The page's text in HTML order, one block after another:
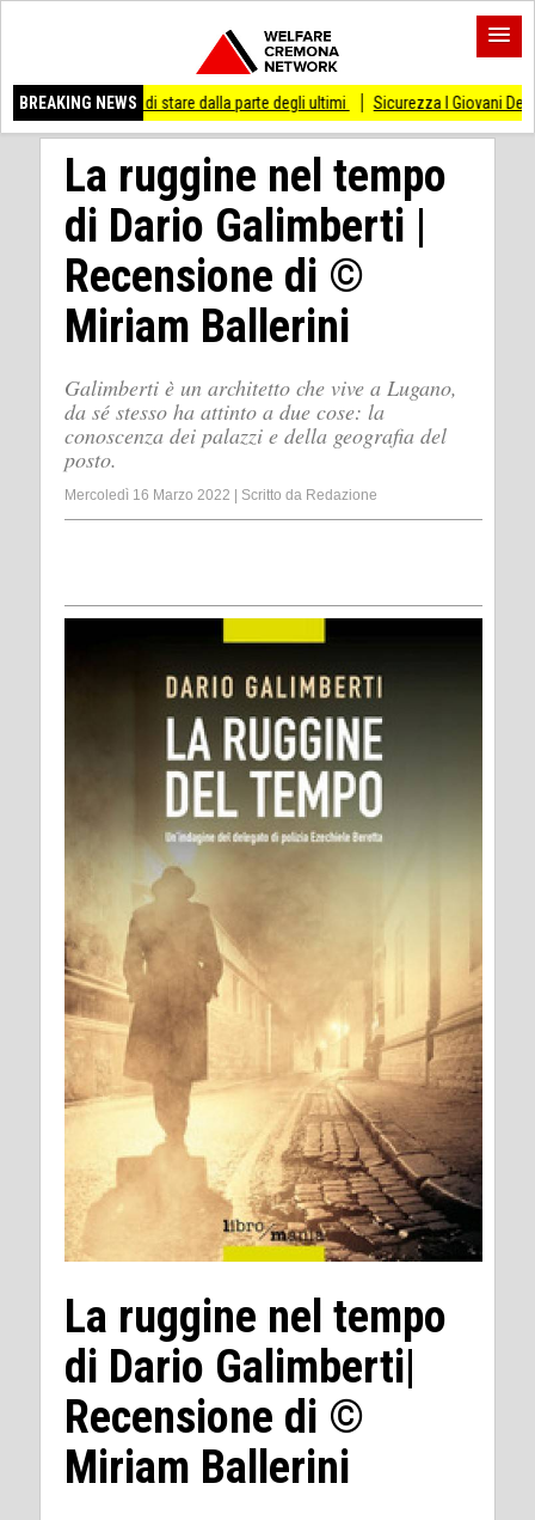
BREAKING NEWS
di stare dalla parte degli ultimi Sicurezza I Giovani Democratici
La ruggine nel tempo
di Dario Galimberti |
Recensione di ©
Miriam Ballerini
Galimberti è un architetto che vive a Lugano,
da sé stesso ha attinto a due cose: la
conoscenza dei palazzi e della geografia del
posto.
Mercoledì 16 Marzo 2022 Scritto da Redazione
La ruggine nel tempo
di Dario Galimberti|
Recensione di ©
Miriam Ballerini